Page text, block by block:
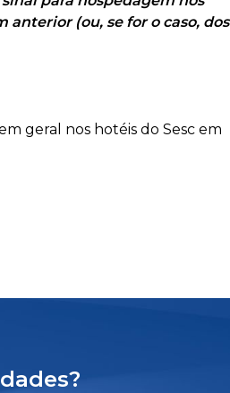
(ou, se for o caso, dos
geral nos hotéis do Sesc em